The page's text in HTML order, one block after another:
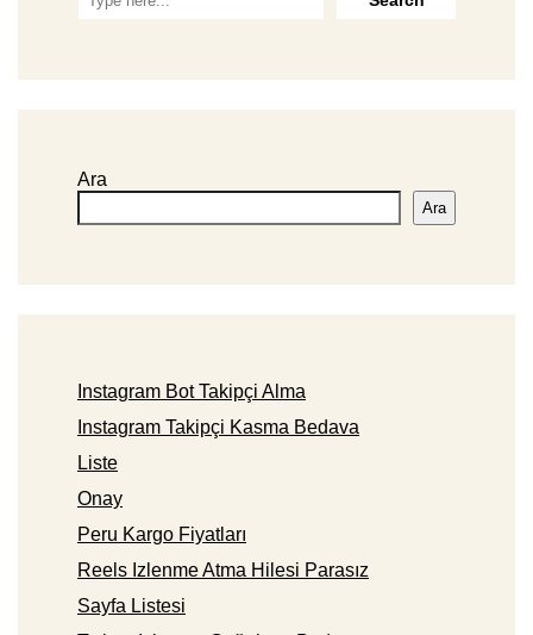
Ara
Ara
Instagram Bot Takipçi Alma
Instagram Takipçi Kasma Bedava
Liste
Onay
Peru Kargo Fiyatları
Reels Izlenme Atma Hilesi Parasız
Sayfa Listesi